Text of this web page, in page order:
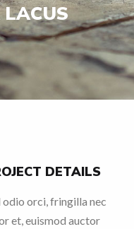
DETAILS
odio orci, fringilla nec
et, euismod auctor